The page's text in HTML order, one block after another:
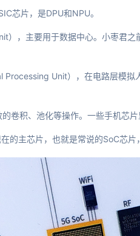
芯片，是DPU和NPU。
），主要用于数据中心。小枣君
Processing Unit），在电路层模拟
卷积、池化等操作。一些手机芯片
的主芯片，也就是常说的SoC芯片